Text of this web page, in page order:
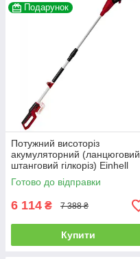
Подарунок
Потужний висоторіз
акумуляторний (ланцюговий
штанговий гілкоріз) Einhell
GC-LC 18/20 Li T-Solo (без
АКБ і ЗП) : 20см шина
3410581
Готово до відправки
6 114 ₴ 7 388 ₴
Купити